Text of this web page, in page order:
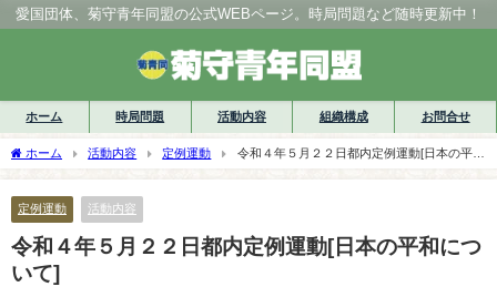
愛国団体、菊守青年同盟の公式WEBページ。時局問題など随時更新中！
ホーム 時局問題 活動内容 組織構成 お問合せ
ホーム 活動内容 定例運動
令和４年５月２２日都内定例運動[日本の平和
定例運動 活動内容
令和４年５月２２日都内定例運動[日本の平和につ
いて]